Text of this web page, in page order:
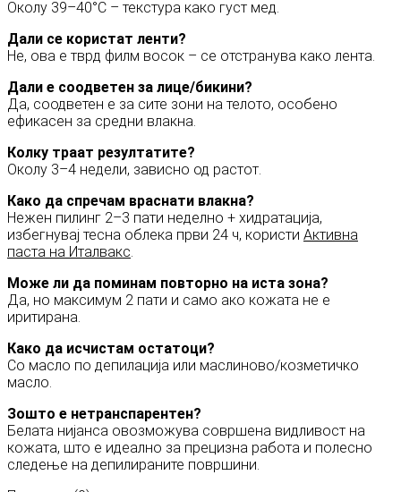
Околу 39–40°C – текстура како густ мед.
Дали се користат ленти?
Не, ова е тврд филм восок – се отстранува како лента.
Дали е соодветен за лице/бикини?
Да, соодветен е за сите зони на телото, особено
ефикасен за средни влакна.
Колку траат резултатите?
Околу 3–4 недели, зависно од растот.
Како да спречам враснати влакна?
Нежен пилинг 2–3 пати неделно + хидратација,
избегнувај тесна облека први 24 ч, користи Активна
паста на Италвакс
Може ли да поминам повторно на иста зона?
Да, но максимум 2 пати и само ако кожата не е
иритирана.
Како да исчистам остатоци?
Со масло по депилација или маслиново/козметичко
масло.
Зошто е нетранспарентен?
Белата нијанса овозможува совршена видливост на
кожата, што е идеално за прецизна работа и полесно
следење на депилираните површини.